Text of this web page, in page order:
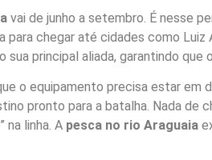
vai de junho a setembro. É nesse
chegar até cidades como
sua principal aliada, garantindo
o equipamento precisa estar em
pronto para a batalha. Nada de
na linha. A pesca no rio Araguaia